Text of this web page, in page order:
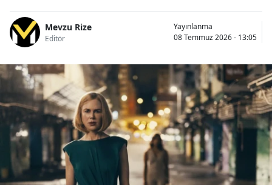
Mevzu Rize
Editör
Yayınlanma
08 Temmuz 2026 - 13:05